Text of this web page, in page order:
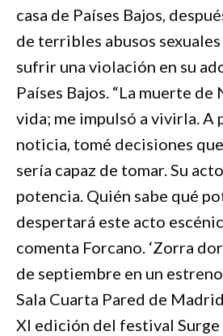
casa de Países Bajos,
de terribles abusos
sufrir una violación en su
Países Bajos. “La muerte de
vida; me impulsó a vivirla. A
noticia, tomé decisiones
sería capaz de tomar. Su
potencia. Quién sabe qué
despertará este acto
comenta Forcano. ‘Zorra
de septiembre en un
Sala Cuarta Pared de
XI edición del festival